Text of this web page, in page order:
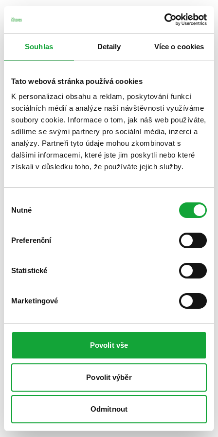
Souhlas Detaily Více o cookies
Tato webová stránka používá cookies
K personalizaci obsahu a reklam, poskytování funkcí
sociálních médií a analýze naší návštěvnosti využíváme
soubory cookie. Informace o tom, jak náš web používáte,
sdílíme se svými partnery pro sociální média, inzerci a
analýzy. Partneři tyto údaje mohou zkombinovat s
dalšími informacemi, které jste jim poskytli nebo které
získali v důsledku toho, že používáte jejich služby.
souhlasu
Nutné
Preferenční
Statistické
Marketingové
Povolit vše
Povolit výběr
Odmítnout